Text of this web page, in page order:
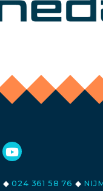
◆ 024 361 58 76 ◆